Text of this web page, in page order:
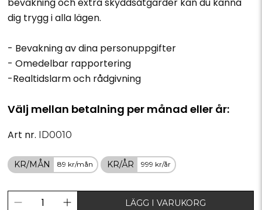
dig trygg i alla lägen.
- Bevakning av dina personuppgifter
- Omedelbar rapportering
-Realtidslarm och rådgivning
Välj mellan betalning per månad eller år:
Art nr. ID0010
KR/MÅN 89 kr/mån KR/ÅR 999 kr/år
LÄGG I VARUKORG